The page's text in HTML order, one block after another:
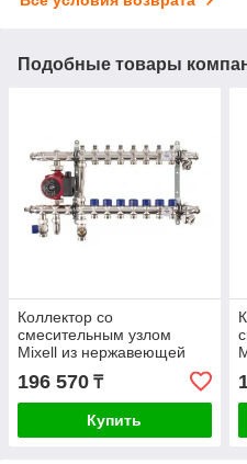
Подобные товары
Коллектор со
смесительным узлом
Mixell из нержавеющей
стали, 7 контуров
196 570 ₸
Купить